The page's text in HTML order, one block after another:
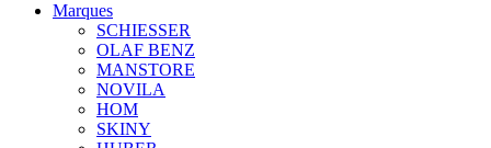
Marques
SCHIESSER
OLAF BENZ
MANSTORE
NOVILA
HOM
SKINY